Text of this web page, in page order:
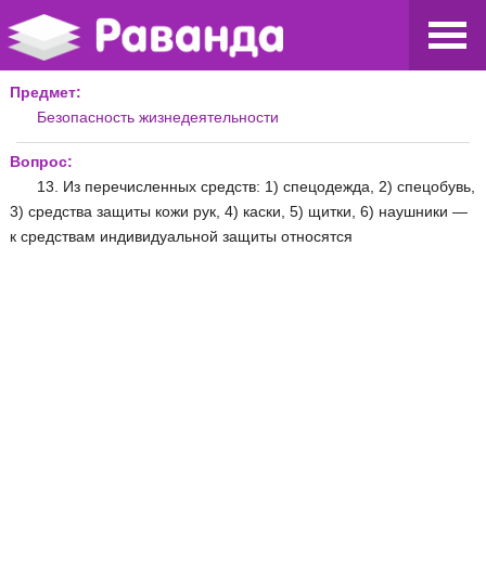
Предмет:
Безопасность жизнедеятельности
Вопрос:
13. Из перечисленных средств: 1) спецодежда, 2) спецобувь,
3) средства защиты кожи рук, 4) каски, 5) щитки, 6) наушники —
к средствам индивидуальной защиты относятся